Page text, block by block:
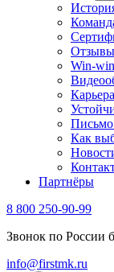
Отзывы
Win-
Письмо
Как
Партнёры
8 800 250-90-99
Звонок по России
info@firstmk.ru